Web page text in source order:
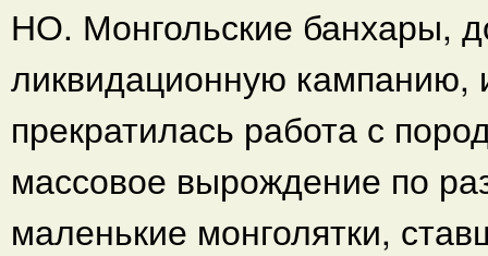
НО. Монгольские банхары,
ликвидационную кампанию,
прекратилась работа с
массовое вырождение по
маленькие монголятки,